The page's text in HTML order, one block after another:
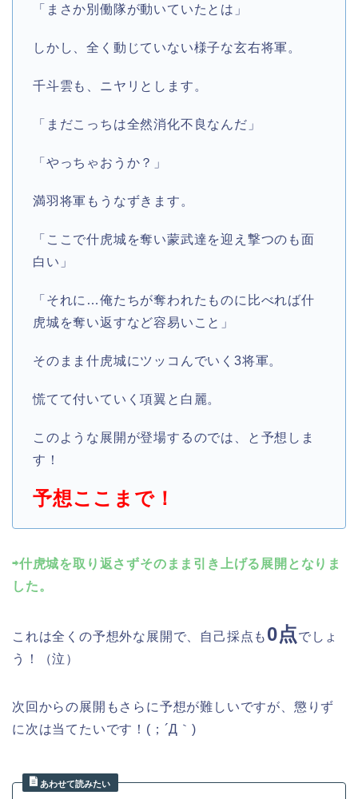
「まさか別働隊が動いていたとは」
しかし、全く動じていない様子な玄右将軍。
千斗雲も、ニヤリとします。
「まだこっちは全然消化不良なんだ」
「やっちゃおうか？」
満羽将軍もうなずきます。
「ここで什虎城を奪い蒙武達を迎え撃つのも面
白い」
「それに…俺たちが奪われたものに比べれば什
虎城を奪い返すなど容易いこと」
そのまま什虎城にツッコんでいく3将軍。
慌てて付いていく項翼と白麗。
このような展開が登場するのでは、と予想しま
す！
予想ここまで！
⇨什虎城を取り返さずそのまま引き上げる展開となりま
した。
これは全くの予想外な展開で、自己採点も 0点でしょ
う！（泣）
次回からの展開もさらに予想が難しいですが、懲りず
に次は当てたいです！(；´Д｀)